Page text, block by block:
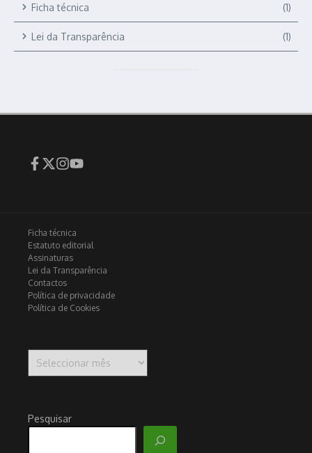
Ficha técnica (1)
Lei da Transparência (1)
Ficha técnica
Estatuto editorial
Assinaturas
Lei da Transparência
Contactos
Política de privacidade
Política de Cookies
Pesquisar